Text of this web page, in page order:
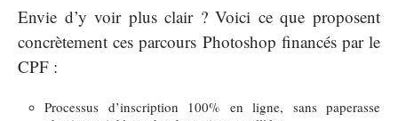
Envie d’y voir plus clair ? Voici ce que proposent
concrètement ces parcours Photoshop financés par le
CPF :
Processus d’inscription 100% en ligne, sans paperasse